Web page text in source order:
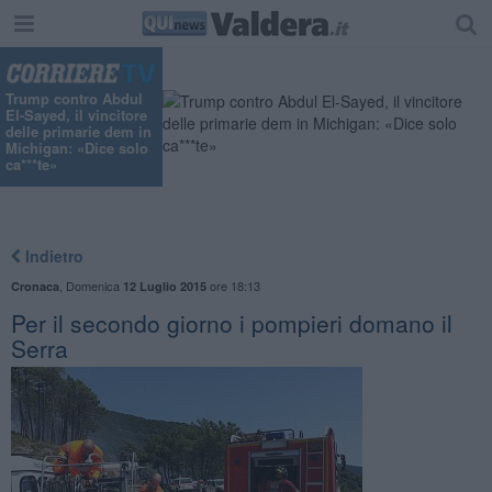
Trump contro Abdul
El-Sayed, il vincitore
delle primarie dem in
Michigan: «Dice solo
ca***te»
Indietro
Cronaca Domenica 12 Luglio 2015ore 18:13
Per il secondo giorno i pompieri domano il
Serra